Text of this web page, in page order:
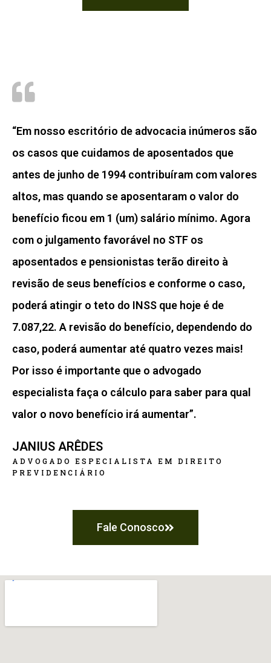
“Em nosso escritório de advocacia inúmeros são
os casos que cuidamos de aposentados que
antes de junho de 1994 contribuíram com valores
altos, mas quando se aposentaram o valor do
benefício ficou em 1 (um) salário mínimo. Agora
com o julgamento favorável no STF os
aposentados e pensionistas terão direito à
revisão de seus benefícios e conforme o caso,
poderá atingir o teto do INSS que hoje é de
7.087,22. A revisão do benefício, dependendo do
caso, poderá aumentar até quatro vezes mais!
Por isso é importante que o advogado
especialista faça o cálculo para saber para qual
valor o novo benefício irá aumentar”.
JANIUS ARÊDES
ADVOGADO ESPECIALISTA EM DIREITO
PREVIDENCIÁRIO
Fale Conosco